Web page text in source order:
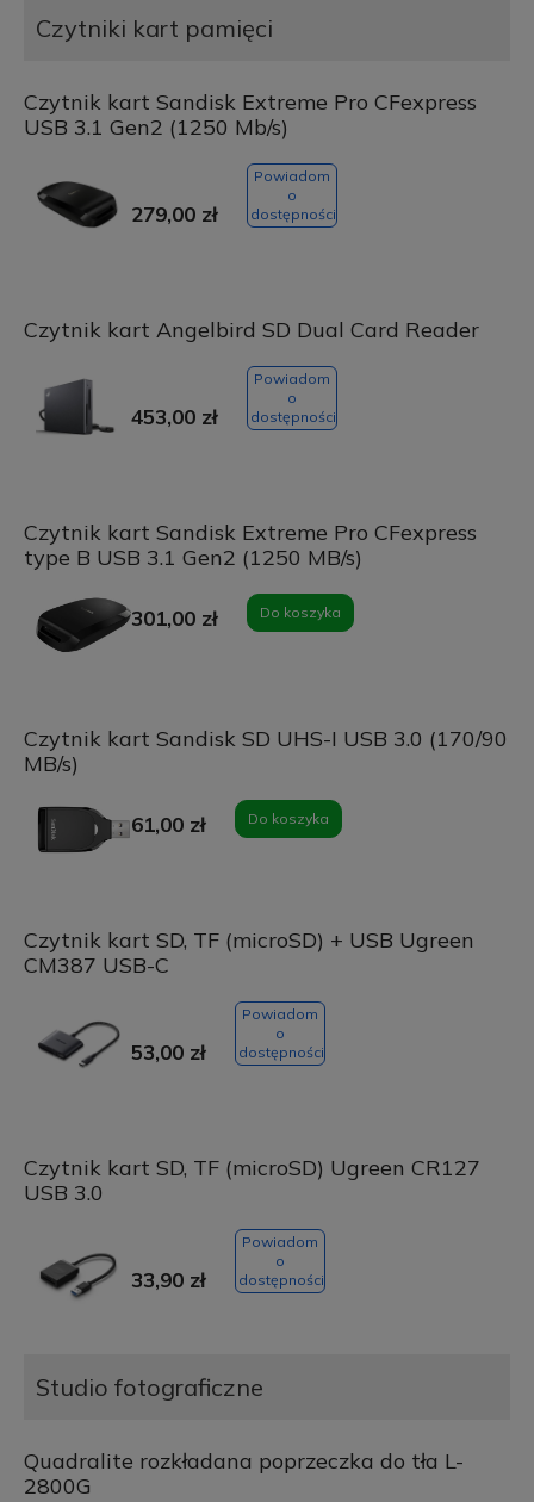
Czytniki kart pamięci
Czytnik kart Sandisk Extreme Pro CFexpress
USB 3.1 Gen2 (1250 Mb/s)
279,00 zł
Powiadom
o
dostępności
Czytnik kart Angelbird SD Dual Card Reader
453,00 zł
Powiadom
o
dostępności
Czytnik kart Sandisk Extreme Pro CFexpress
type B USB 3.1 Gen2 (1250 MB/s)
301,00 zł Do koszyka
Czytnik kart Sandisk SD UHS-I USB 3.0 (170/90
MB/s)
61,00 zł Do koszyka
Czytnik kart SD, TF (microSD) + USB Ugreen
CM387 USB-C
53,00 zł
Powiadom
o
dostępności
Czytnik kart SD, TF (microSD) Ugreen CR127
USB 3.0
33,90 zł
Powiadom
o
dostępności
Studio fotograficzne
Quadralite rozkładana poprzeczka do tła L-
2800G